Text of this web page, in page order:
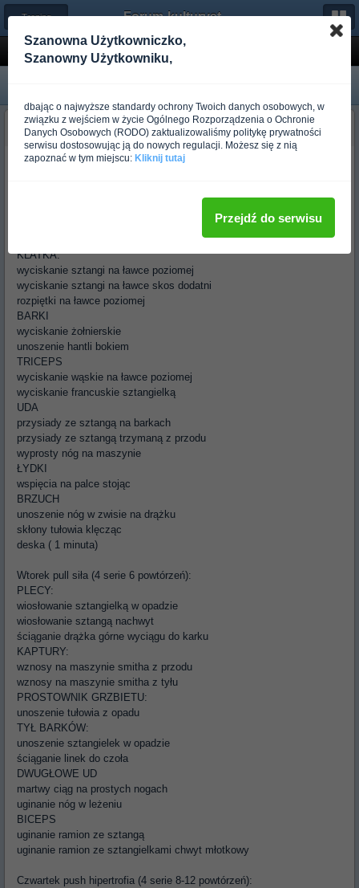
← Trening dla średniozaawansowanych Forum-kulturystyka.pl
4 dniowy Push Pull
sztoffik
Ponad rok temu
Prosiłbym o ocenę tego planu. Między seriami robię 45-60 sekund
Poniedziałek push siła (4 serie 6 powtórzeń):
KLATKA:
wyciskanie sztangi na ławce poziomej
wyciskanie sztangi na ławce skos dodatni
rozpiętki na ławce poziomej
BARKI
wyciskanie żołnierskie
unoszenie hantli bokiem
TRICEPS
wyciskanie wąskie na ławce poziomej
wyciskanie francuskie sztangielką
UDA
przysiady ze sztangą na barkach
przysiady ze sztangą trzymaną z przodu
wyprosty nóg na maszynie
ŁYDKI
wspięcia na palce stojąc
BRZUCH
unoszenie nóg w zwisie na drążku
skłony tułowia klęcząc
deska ( 1 minuta)
Wtorek pull siła (4 serie 6 powtórzeń):
PLECY:
wiosłowanie sztangielką w opadzie
wiosłowanie sztangą nachwyt
ściąganie drążka górne wyciągu do karku
KAPTURY:
wznosy na maszynie smitha z przodu
wznosy na maszynie smitha z tyłu
PROSTOWNIK GRZBIETU:
unoszenie tułowia z opadu
TYŁ BARKÓW:
unoszenie sztangielek w opadzie
ściąganie linek do czoła
DWUGŁOWE UD
martwy ciąg na prostych nogach
uginanie nóg w leżeniu
BICEPS
uginanie ramion ze sztangą
uginanie ramion ze sztangielkami chwyt młotkowy
Czwartek push hipertrofia (4 serie 8-12 powtórzeń):
Szanowna Użytkowniczko,
Szanowny Użytkowniku,
dbając o najwyższe standardy ochrony Twoich danych osobowych, w
związku z wejściem w życie Ogólnego Rozporządzenia o Ochronie
Danych Osobowych (RODO) zaktualizowaliśmy politykę prywatności
serwisu dostosowując ją do nowych regulacji. Możesz się z nią
zapoznać w tym miejscu: Kliknij tutaj
Przejdź do serwisu